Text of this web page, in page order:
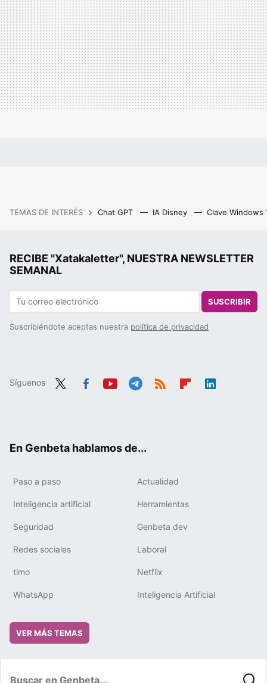
TEMAS DE INTERÉS Chat GPT IA Disney Clave Windows
RECIBE "Xatakaletter", NUESTRA NEWSLETTER
SEMANAL
SUSCRIBIR
Suscribiéndote aceptas nuestra política de privacidad
Síguenos
En Genbeta hablamos de...
Paso a paso Actualidad
Inteligencia artificial Herramientas
Seguridad Genbeta dev
Redes sociales Laboral
timo Netflix
WhatsApp Inteligencia Artificial
VER MÁS TEMAS